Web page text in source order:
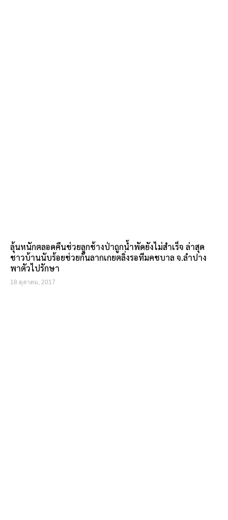
ลุ้นหนักตลอดคืนช่วยลูกช้างป่าถูกน้ำพัดยังไม่สำเร็จ ล่าสุด
ชาวบ้านนับร้อยช่วยกันลากเกยตลิ่งรอทีมคชบาล จ.ลำปาง
พาตัวไปรักษา
18 ตุลาคม, 2017